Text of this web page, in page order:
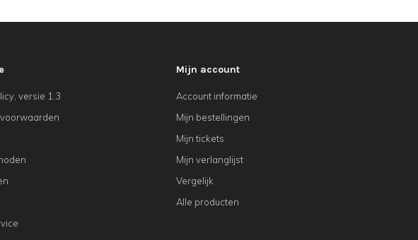
versie 1.3
Mijn account
Account informatie
Mijn bestellingen
Mijn tickets
Mijn verlanglijst
Vergelijk
Alle producten